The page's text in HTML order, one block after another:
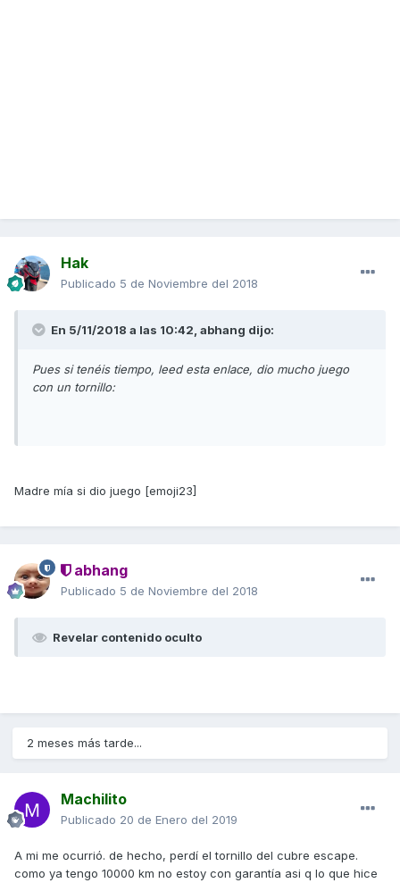
Hak
Publicado 5 de Noviembre del 2018
En 5/11/2018 a las 10:42, abhang dijo:
Pues si tenéis tiempo, leed esta enlace, dio mucho juego
con un tornillo:
Madre mía si dio juego [emoji23]
abhang
Publicado 5 de Noviembre del 2018
Revelar contenido oculto
2 meses más tarde...
Machilito
Publicado 20 de Enero del 2019
A mi me ocurrió. de hecho, perdí el tornillo del cubre escape.
como ya tengo 10000 km no estoy con garantía asi q lo que hice